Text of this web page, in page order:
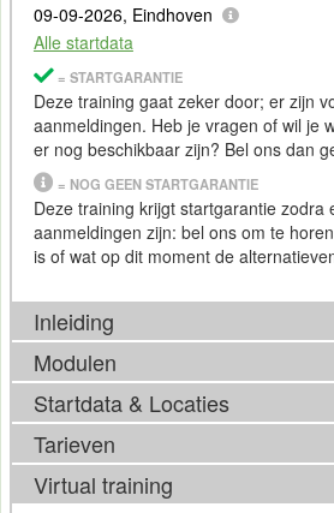
09-09-2026, Eindhoven
Alle startdata
= STARTGARANTIE
Deze training gaat zeker door; er zijn
aanmeldingen. Heb je vragen of wil je
er nog beschikbaar zijn? Bel ons dan
= NOG GEEN STARTGARANTIE
Deze training krijgt startgarantie zodra
aanmeldingen zijn: bel ons om te
is of wat op dit moment de
Inleiding
Organisaties zijn steeds meer
hoeveelheden data. Door inzicht te
betere beslissingen genomen worden
voor klanten en andere stakeholders
werken gaat niet alleen over werken
over het vermogen van je organisatie
Modulen
Tijdens de Training Data Strategie
onderstaande onderwerpen aan bod.
ontwikkelingen op het vakgebied, kan
trainingsinhoud hier echter van
Startdata & Locaties
Kies uit 6 locatie(s) in Nederland. Ook
Antwerpen.
Tarieven
Virtual training